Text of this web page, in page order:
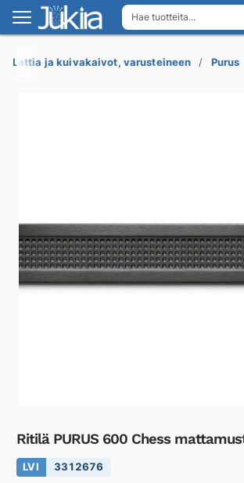
Hae tuotteita...
Siirry
navigointiin
Siirry
sisältöön
Lattia ja kuivakaivot, varusteineen Purus
Ritilä PURUS 600 Chess
LVI 3312676